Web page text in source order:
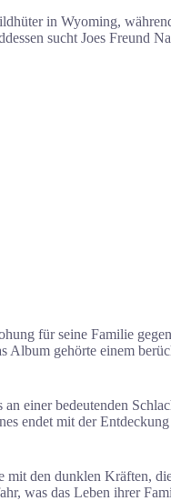
in Wyoming,
sucht Joes Freund
für seine Familie
Album gehörte einem
einer bedeutenden
endet mit der
den dunklen Kräften,
was das Leben ihrer